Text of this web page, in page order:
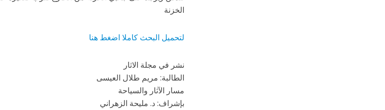
الخزنة
لتحميل البحث كاملا اضغط هنا
نشر في مجلة الاثار
الطالبة: مريم طلال العيسى
مسار الآثار والسياحة
بإشراف: د. مليحة الزهراني